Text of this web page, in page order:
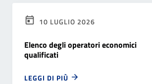
10 LUGLIO 2026
Elenco degli operatori economici
qualificati
LEGGI DI PIÙ